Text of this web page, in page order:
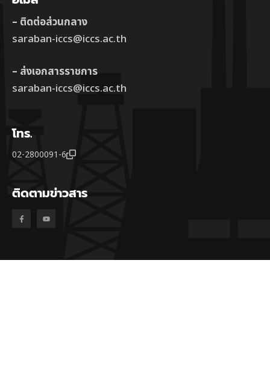
– ติดต่อส่วนกลาง
saraban-iccs@iccs.ac.th
– ส่งเอกสารราชการ
saraban-iccs@iccs.ac.th
โทร.
02-2800091-6
ติดตามข่าวสาร